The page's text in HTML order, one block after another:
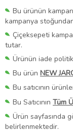
Bu ürünün
kampanya
Çiçeksepeti
tutar.
Ürünün iade
Bu ürün NEW
Bu satıcının
Bu Satıcının Tüm
Ürün sayfasında
belirlenmektedir.